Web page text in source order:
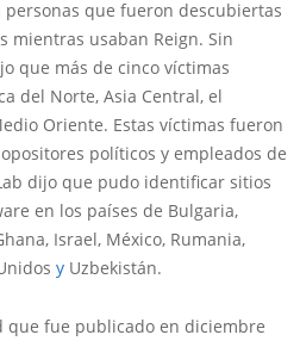
que fueron descubiertas
mientras usaban Reign. Sin
que más de cinco víctimas
del Norte, Asia Central, el
Oriente. Estas víctimas fueron
políticos y empleados de
dijo que pudo identificar sitios
en los países de Bulgaria,
Israel, México, Rumania,
y Uzbekistán.
que fue publicado en diciembre